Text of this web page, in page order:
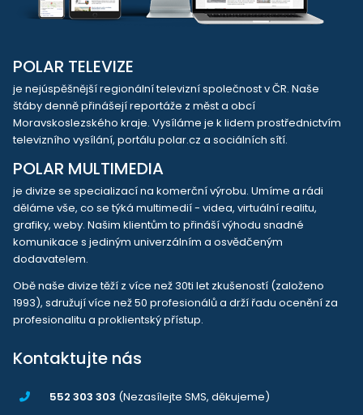
POLAR TELEVIZE
je nejúspěšnější regionální televizní společnost v ČR. Naše
štáby denně přinášejí reportáže z měst a obcí
Moravskoslezského kraje. Vysíláme je k lidem prostřednictvím
televizního vysílání, portálu polar.cz a sociálních sítí.
POLAR MULTIMEDIA
je divize se specializací na komerční výrobu. Umíme a rádi
děláme vše, co se týká multimedií - videa, virtuální realitu,
grafiky, weby. Našim klientům to přináší výhodu snadné
komunikace s jediným univerzálním a osvědčeným
dodavatelem.
Obě naše divize těží z více než 30ti let zkušeností (založeno
1993), sdružují více než 50 profesionálů a drží řadu ocenění za
profesionalitu a proklientský přístup.
Kontaktujte nás
552 303 303 (Nezasílejte SMS, děkujeme)